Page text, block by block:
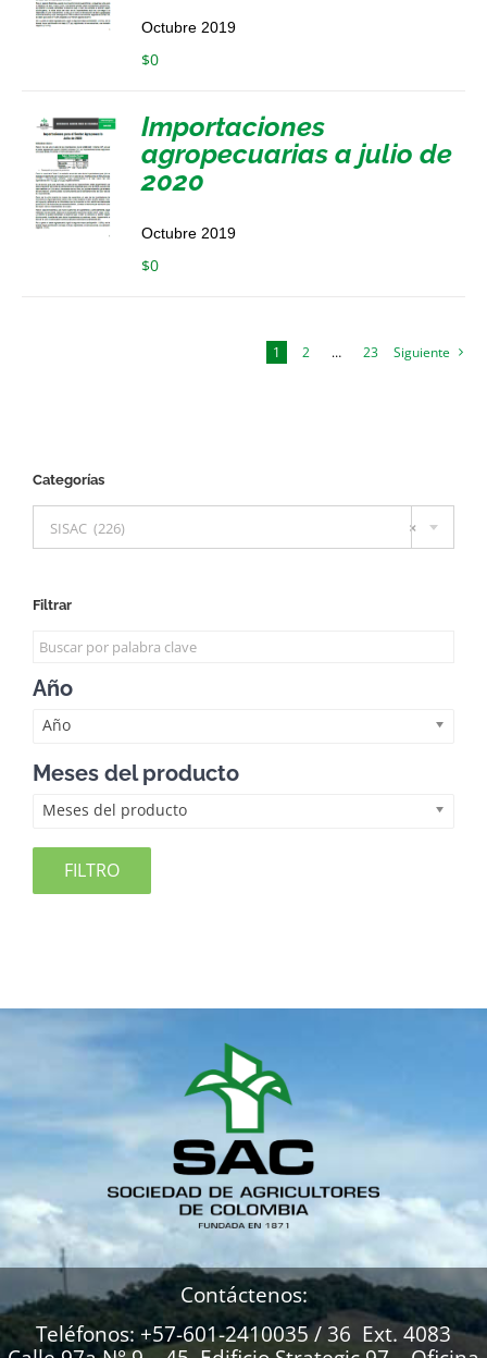
Octubre 2019
$0
Importaciones
agropecuarias a julio de
2020
Octubre 2019
$0
1 2 … 23 Siguiente
Categorías
×
SISAC (226)
Filtrar
Año
Año
Meses del producto
Meses del producto
FILTRO
Contáctenos:
Teléfonos: +57-601-2410035 / 36 Ext. 4083